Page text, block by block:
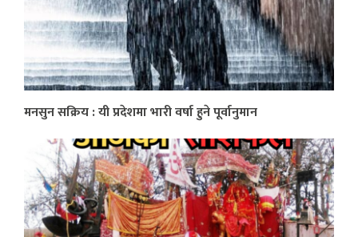
मनसुन सक्रिय : यी प्रदेशमा भारी वर्षा हुने पूर्वानुमान